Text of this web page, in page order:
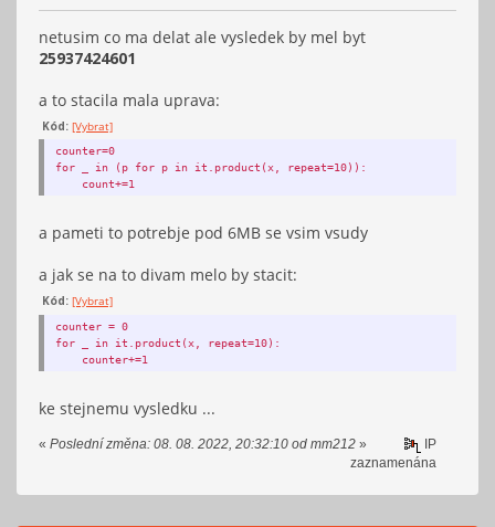
netusim co ma delat ale vysledek by mel byt
25937424601
a to stacila mala uprava:
Kód: [Vybrat]
counter=0
for _ in (p for p in it.product(x, repeat=10)):
count+=1
a pameti to potrebje pod 6MB se vsim vsudy
a jak se na to divam melo by stacit:
Kód: [Vybrat]
counter = 0
for _ in it.product(x, repeat=10):
counter+=1
ke stejnemu vysledku ...
« Poslední změna: 08. 08. 2022, 20:32:10 od mm212 »
IP
zaznamenána